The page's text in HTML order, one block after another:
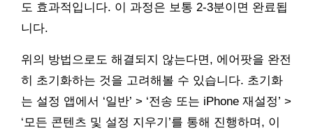
도 효과적입니다. 이 과정은 보통 2-3분이면 완료됩
니다.
위의 방법으로도 해결되지 않는다면, 에어팟을 완전
히 초기화하는 것을 고려해볼 수 있습니다. 초기화
는 설정 앱에서 ‘일반’ > ‘전송 또는 iPhone 재설정’ >
‘모든 콘텐츠 및 설정 지우기’를 통해 진행하며, 이